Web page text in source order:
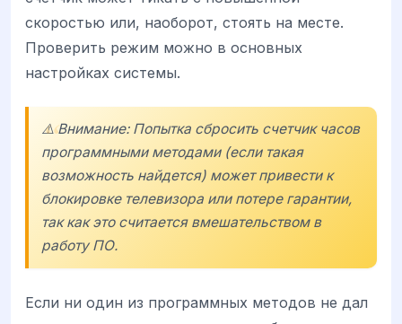
скоростью или, наоборот, стоять на месте.
Проверить режим можно в основных
настройках системы.
⚠️ Внимание: Попытка сбросить счетчик часов
программными методами (если такая
возможность найдется) может привести к
блокировке телевизора или потере гарантии,
так как это считается вмешательством в
работу ПО.
Если ни один из программных методов не дал